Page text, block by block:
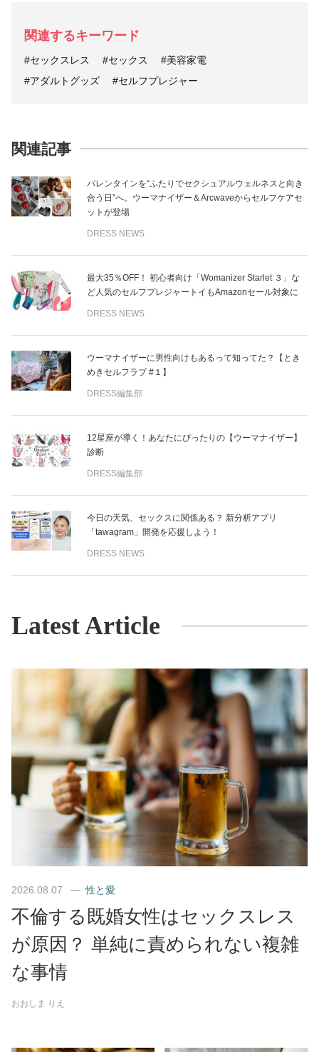
関連するキーワード
#セックスレス #セックス
#美容家電
#アダルトグッズ
#セルフプレジャー
関連記事
バレンタインを“ふたりでセクシュアルウェルネスと向き
合う日”へ。ウーマナイザー＆Arcwaveからセルフケアセ
ットが登場
DRESS NEWS
最大35％OFF！ 初心者向け「Womanizer Starlet ３」な
ど人気のセルフプレジャートイもAmazonセール対象に
DRESS NEWS
ウーマナイザーに男性向けもあるって知ってた？【とき
めきセルフラブ #１】
DRESS編集部
12星座が導く！あなたにぴったりの【ウーマナイザー】
診断
DRESS編集部
今日の天気、セックスに関係ある？ 新分析アプリ
「tawagram」開発を応援しよう！
DRESS NEWS
Latest Article
2026.08.07 性と愛
不倫する既婚女性はセックスレス
が原因？ 単純に責められない複雑
な事情
おおしま りえ